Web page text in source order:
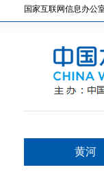
国家互联网信息办公
黄河